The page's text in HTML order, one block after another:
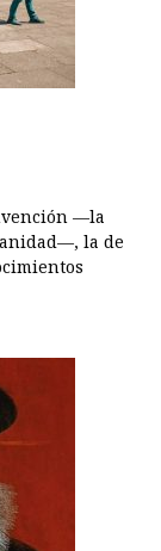
—la
la de